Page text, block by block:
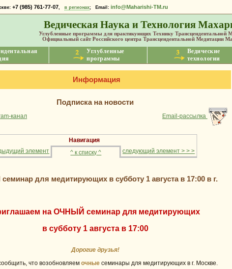
+7 (985) 761-77-07, в регионах; Email: info@Maharishi-TM.ru
Ведическая Наука и Технология
Углубленные программы для практикующих Технику Трансцендентальной
Официальный сайт Российского центра Трансцендентальной Медитации
Углубленные
программы
Ведические
технологии
Информация
Подписка на новости
канал Email-рассылка
Навигация
элемент
^ к списку ^ следующий элемент > > >
для медитирующих в субботу 1 августа в 17:00 в г.
на ОЧНЫЙ семинар для медитирующих
в субботу 1 августа в 17:00
Дорогие друзья!
что возобновляемочные семинары для медитирующих в г. Москве.